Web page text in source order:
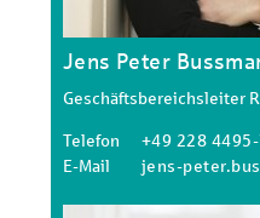
Jens Peter
Geschäftsbereichsleiter
Telefon
+49 228
E-Mail
jens-